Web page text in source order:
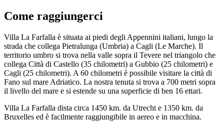
Come raggiungerci
Villa La Farfalla è situata ai piedi degli Appennini italiani, lungo la
strada che collega Pietralunga (Umbria) a Cagli (Le Marche). Il
territorio umbro si trova nella valle sopra il Tevere nel triangolo che
collega Città di Castello (35 chilometri) a Gubbio (25 chilometri) e
Cagli (25 chilometri). A 60 chilometri è possibile visitare la città di
Fano sul mare Adriatico. La nostra tenuta si trova a 700 metri sopra
il livello del mare e si estende su una superficie di ben 16 ettari.
Villa La Farfalla dista circa 1450 km. da Utrecht e 1350 km. da
Bruxelles ed è facilmente raggiungibile in aereo e in macchina.